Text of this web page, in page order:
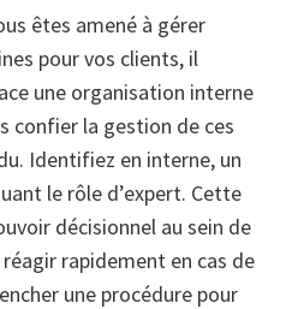
êtes amené à gérer
pour vos clients, il
une organisation interne
confier la gestion de ces
Identifiez en interne, un
le rôle d’expert. Cette
décisionnel au sein de
rapidement en cas de
une procédure pour